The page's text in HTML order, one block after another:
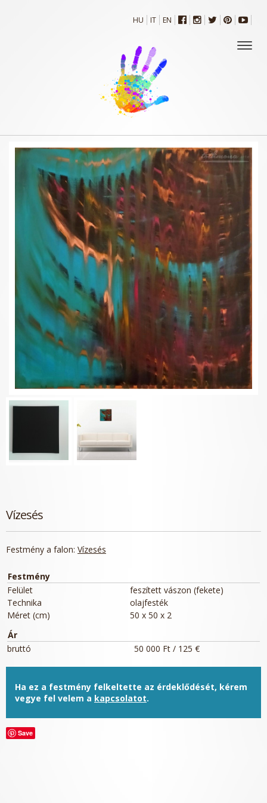
HU IT EN
Vízesés
Festmény a falon: Vízesés
Festmény
Felület
feszített vászon (fekete)
Technika
olajfesték
Méret (cm)
50 x 50 x 2
Ár
bruttó
50 000 Ft / 125 €
Ha ez a festmény felkeltette az érdeklődését, kérem
vegye fel velem a kapcsolatot.
Save